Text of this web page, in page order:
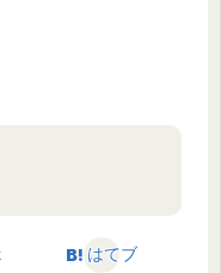
はてブ